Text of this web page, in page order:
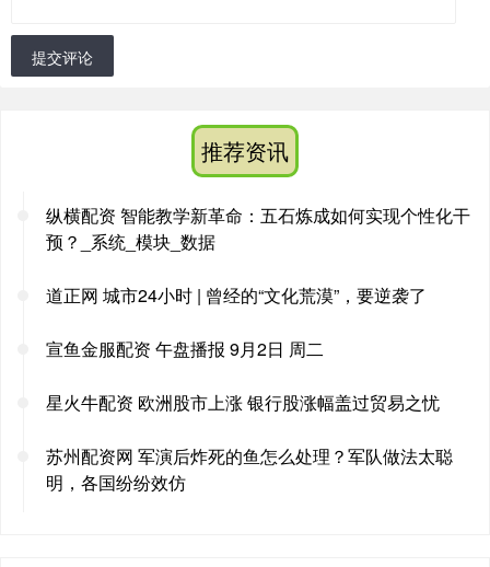
提交评论
推荐资讯
纵横配资 智能教学新革命：五石炼成如何实现个性化干
预？_系统_模块_数据
道正网 城市24小时 | 曾经的“文化荒漠”，要逆袭了
宣鱼金服配资 午盘播报 9月2日 周二
星火牛配资 欧洲股市上涨 银行股涨幅盖过贸易之忧
苏州配资网 军演后炸死的鱼怎么处理？军队做法太聪
明，各国纷纷效仿